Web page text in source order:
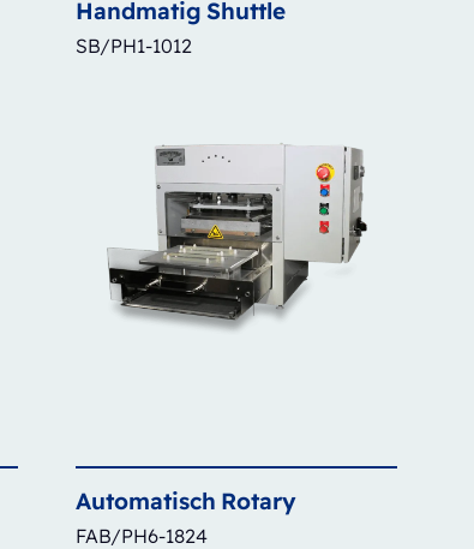
Handmatig Shuttle
SB/PH1-1012
Automatisch Rotary
FAB/PH6-1824